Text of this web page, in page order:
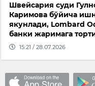
Швейсария суди
Каримова бўйича
якунлади, Lombard
банки жаримага
15:21 / 28.07.2026